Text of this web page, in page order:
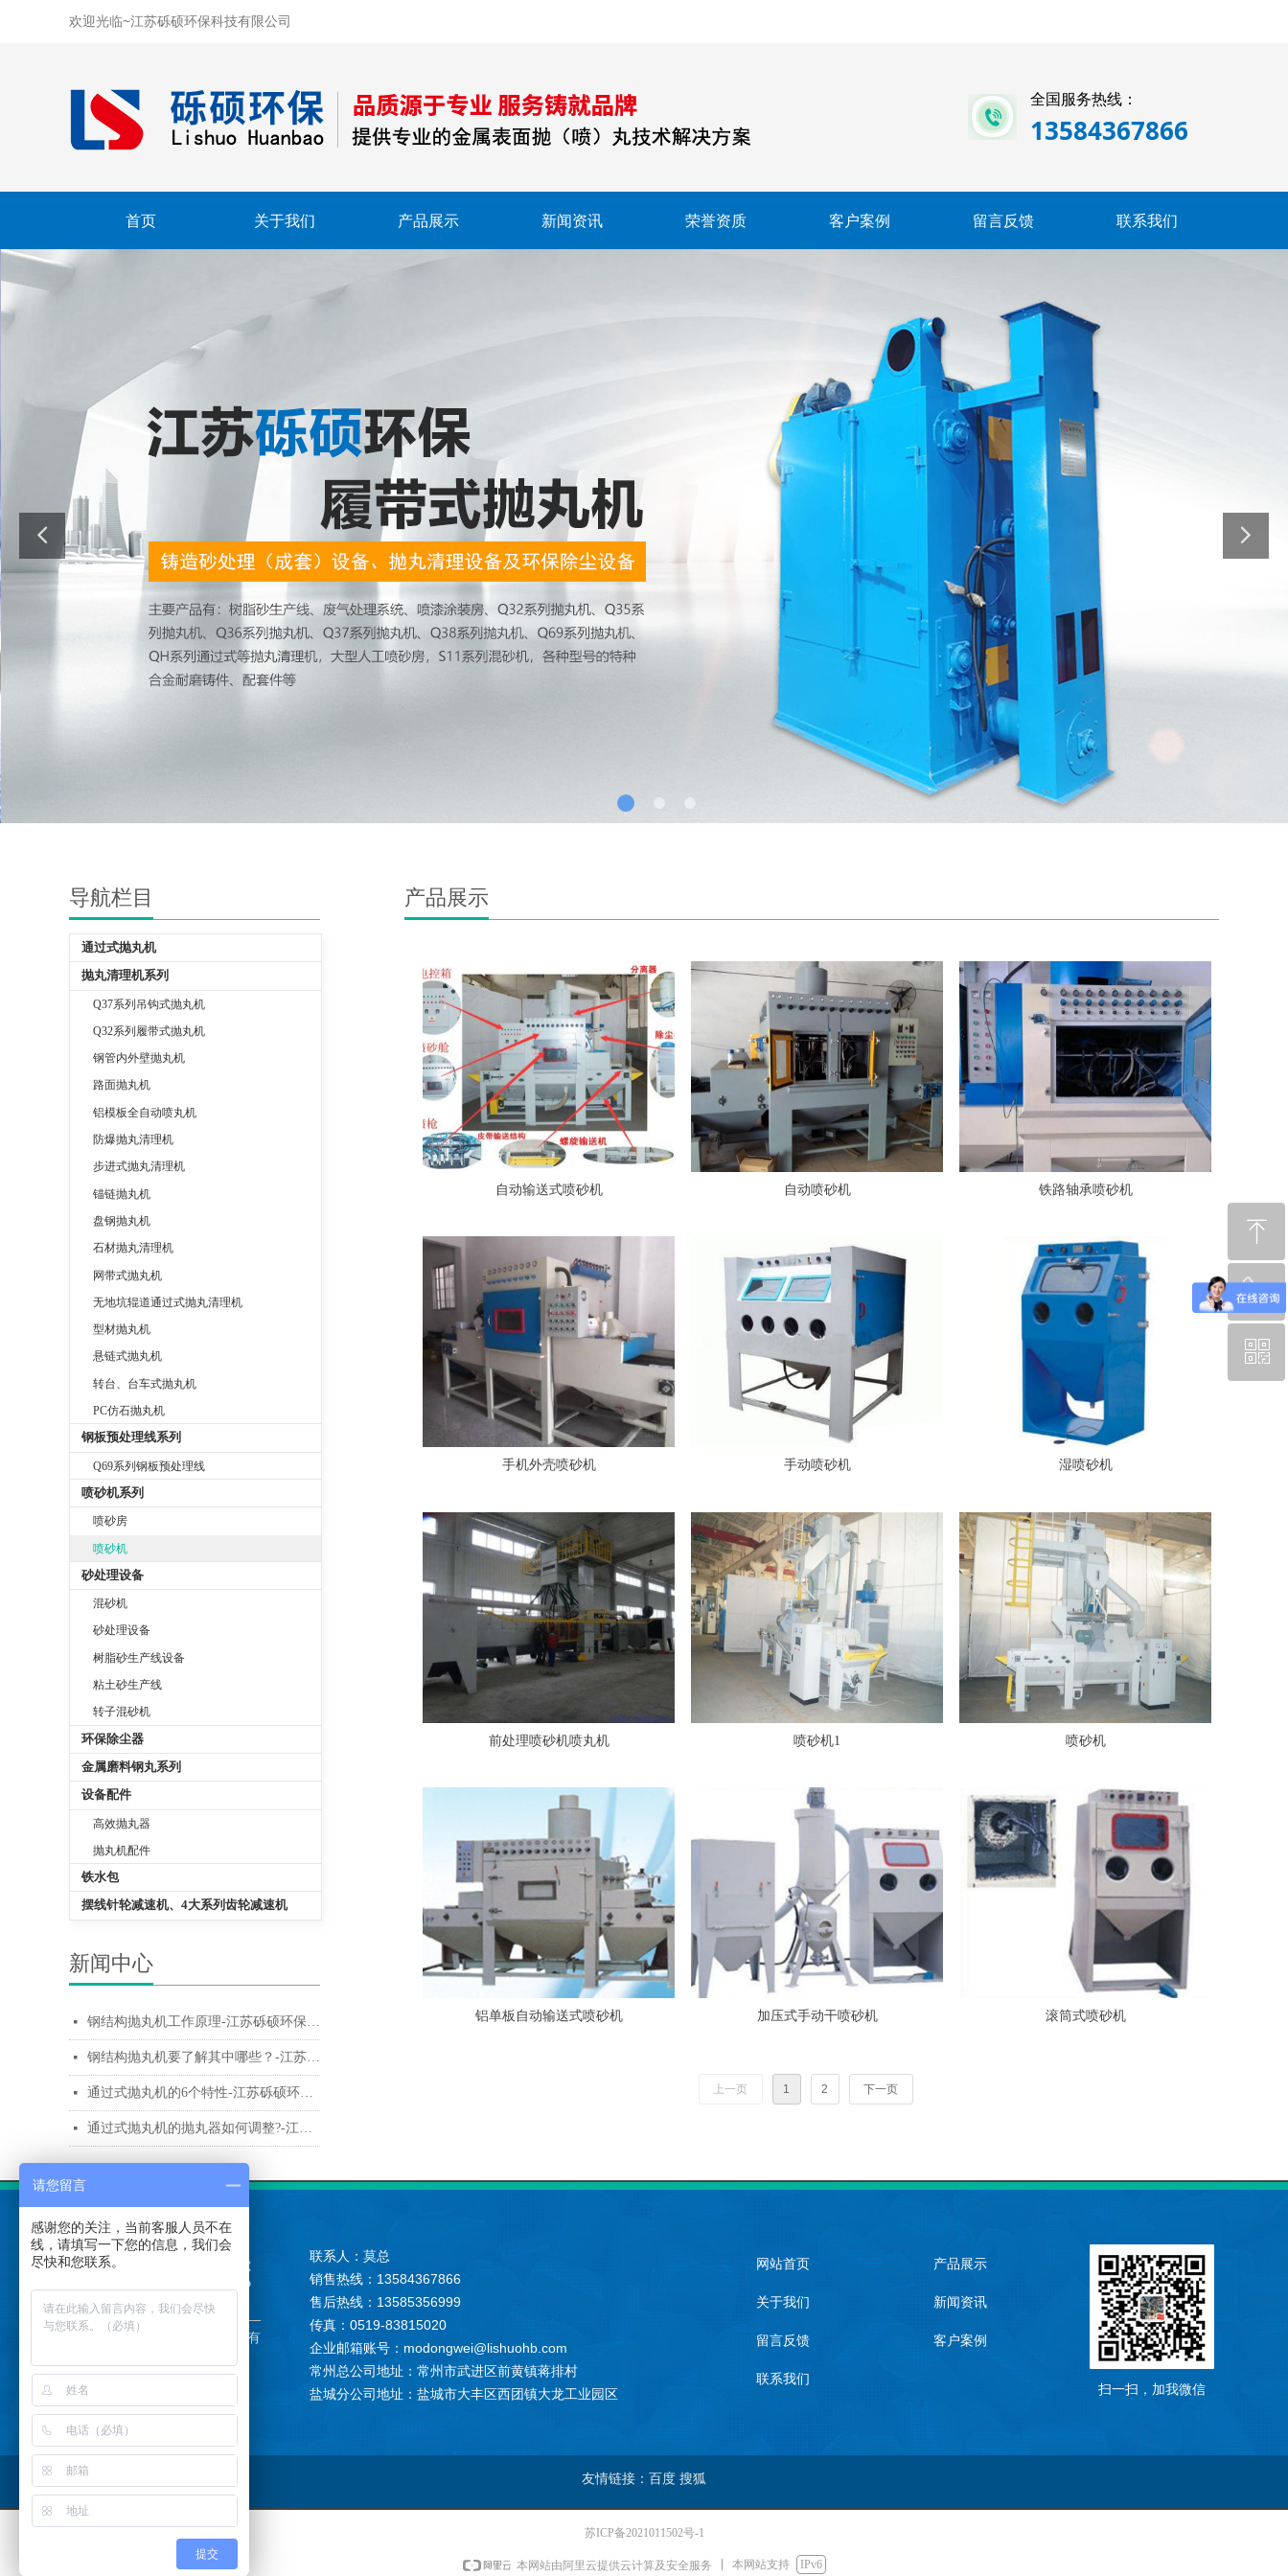
欢迎光临~江苏砾硕环保科技有限公司
全国服务热线：
13584367866
首页 关于我们 产品展示 新闻资讯 荣誉资质 客户案例 留言反馈 联系我们
导航栏目
넷 钢结构抛丸机工作原理-江苏砾硕环保科技有限公司
넷 钢结构抛丸机要了解其中哪些？-江苏砾硕环保科技有限公司
넷 通过式抛丸机的6个特性-江苏砾硕环保科技有限公司
넷 通过式抛丸机的抛丸器如何调整?-江苏砾硕环保科技有限公司
产品展示
自动输送式喷砂机 自动喷砂机 铁路轴承喷砂机
手机外壳喷砂机 手动喷砂机 湿喷砂机
前处理喷砂机喷丸机 喷砂机1 喷砂机
铝单板自动输送式喷砂机 加压式手动干喷砂机 滚筒式喷砂机
上一页 1 2 下一页
通过式抛丸机
抛丸清理机系列
Q37系列吊钩式抛丸机
Q32系列履带式抛丸机
钢管内外壁抛丸机
路面抛丸机
铝模板全自动喷丸机
防爆抛丸清理机
步进式抛丸清理机
锚链抛丸机
盘钢抛丸机
石材抛丸清理机
网带式抛丸机
无地坑辊道通过式抛丸清理机
型材抛丸机
悬链式抛丸机
转台、台车式抛丸机
PC仿石抛丸机
钢板预处理线系列
Q69系列钢板预处理线
喷砂机系列
喷砂房
喷砂机
砂处理设备
混砂机
砂处理设备
树脂砂生产线设备
粘土砂生产线
转子混砂机
环保除尘器
金属磨料钢丸系列
设备配件
高效抛丸器
抛丸机配件
铁水包
摆线针轮减速机、4大系列齿轮减速机
新闻中心
江苏砾硕环保科技有
联系人：莫总
销售热线：13584367866
售后热线：13585356999
传真：0519-83815020
企业邮箱账号：modongwei@lishuohb.com
常州总公司地址：常州市武进区前黄镇蒋排村
盐城分公司地址：盐城市大丰区西团镇大龙工业园区
扫一扫，加我微信
网站首页
关于我们
留言反馈
联系我们
产品展示
新闻资讯
客户案例
友情链接：百度 搜狐
苏ICP备2021011502号-1
本网站由阿里云提供云计算及安全服务 本网站支持 IPv6
ꁸ
ꂅ
13584367866
ꀥ
请您留言
感谢您的关注，当前客服人员不在
线，请填写一下您的信息，我们会
尽快和您联系。
提交